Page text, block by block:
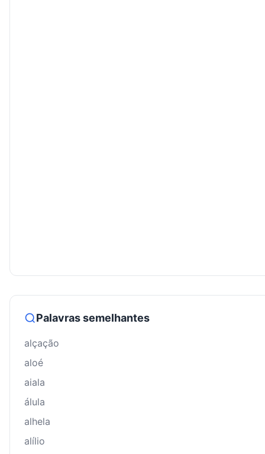
Palavras semelhantes
alçação
aloé
aiala
álula
alhela
alílio